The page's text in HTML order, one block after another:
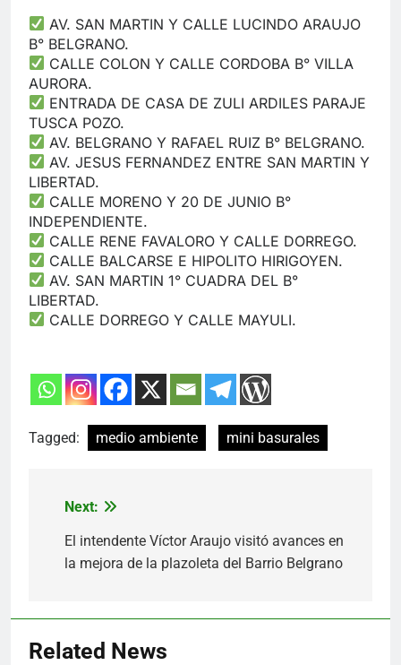
AV. SAN MARTIN Y CALLE LUCINDO ARAUJO
B° BELGRANO.
CALLE COLON Y CALLE CORDOBA B° VILLA
AURORA.
ENTRADA DE CASA DE ZULI ARDILES PARAJE
TUSCA POZO.
AV. BELGRANO Y RAFAEL RUIZ B° BELGRANO.
AV. JESUS FERNANDEZ ENTRE SAN MARTIN Y
LIBERTAD.
CALLE MORENO Y 20 DE JUNIO B°
INDEPENDIENTE.
CALLE RENE FAVALORO Y CALLE DORREGO.
CALLE BALCARSE E HIPOLITO HIRIGOYEN.
AV. SAN MARTIN 1° CUADRA DEL B°
LIBERTAD.
CALLE DORREGO Y CALLE MAYULI.
Tagged: medio ambiente mini basurales
Navegación
de
entradas
Next:
El intendente Víctor Araujo visitó avances en
la mejora de la plazoleta del Barrio Belgrano
Related News